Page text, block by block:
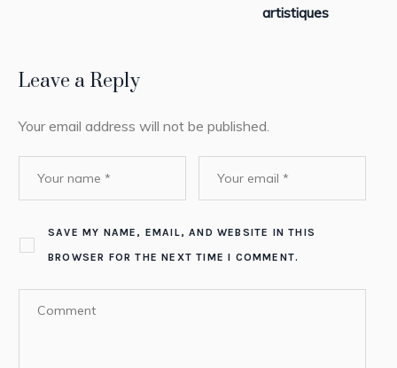
artistiques
Leave a Reply
Your email address will not be published.
SAVE MY NAME, EMAIL, AND WEBSITE IN THIS
BROWSER FOR THE NEXT TIME I COMMENT.